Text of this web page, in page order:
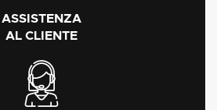
ASSISTENZA
AL CLIENTE